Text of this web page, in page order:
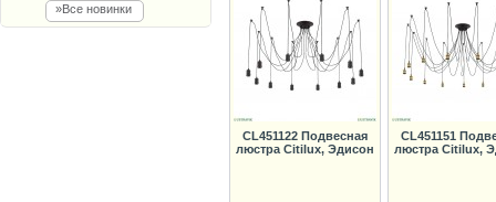
»Все новинки
CL451122 Подвесная
люстра Citilux, Эдисон
CL451151
люстра Citilux,